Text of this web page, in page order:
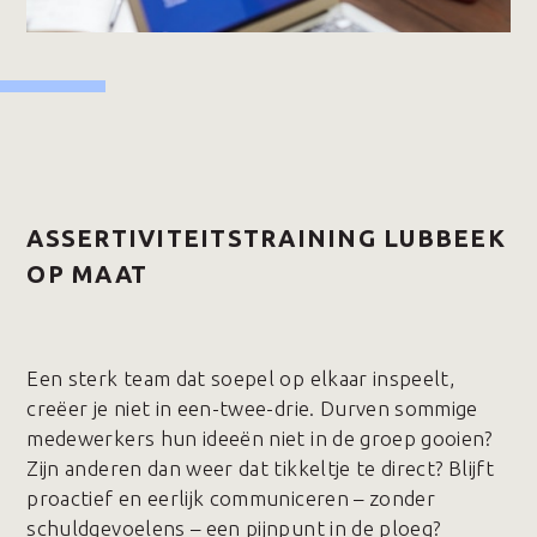
ASSERTIVITEITSTRAINING LUBBEEK
OP MAAT
Een sterk team dat soepel op elkaar inspeelt,
creëer je niet in een-twee-drie. Durven sommige
medewerkers hun ideeën niet in de groep gooien?
Zijn anderen dan weer dat tikkeltje te direct? Blijft
proactief en eerlijk communiceren – zonder
schuldgevoelens – een pijnpunt in de ploeg?